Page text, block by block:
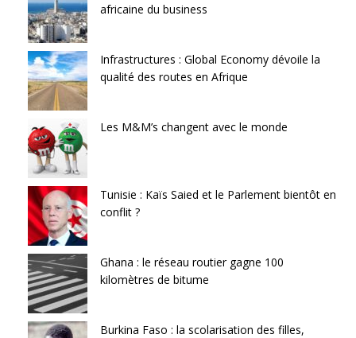
africaine du business
Infrastructures : Global Economy dévoile la
qualité des routes en Afrique
Les M&M’s changent avec le monde
Tunisie : Kaïs Saied et le Parlement bientôt en
conflit ?
Ghana : le réseau routier gagne 100
kilomètres de bitume
Burkina Faso : la scolarisation des filles,